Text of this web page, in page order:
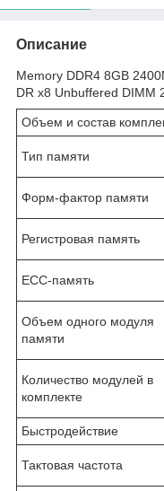
Описание
Memory DDR4 8GB
DR x8 Unbuffered DIMM
Объем и состав
Тип памяти
Форм-фактор памяти
Регистровая память
ECC-память
Объем одного модуля
памяти
Количество модулей в
комплекте
Быстродействие
Тактовая частота